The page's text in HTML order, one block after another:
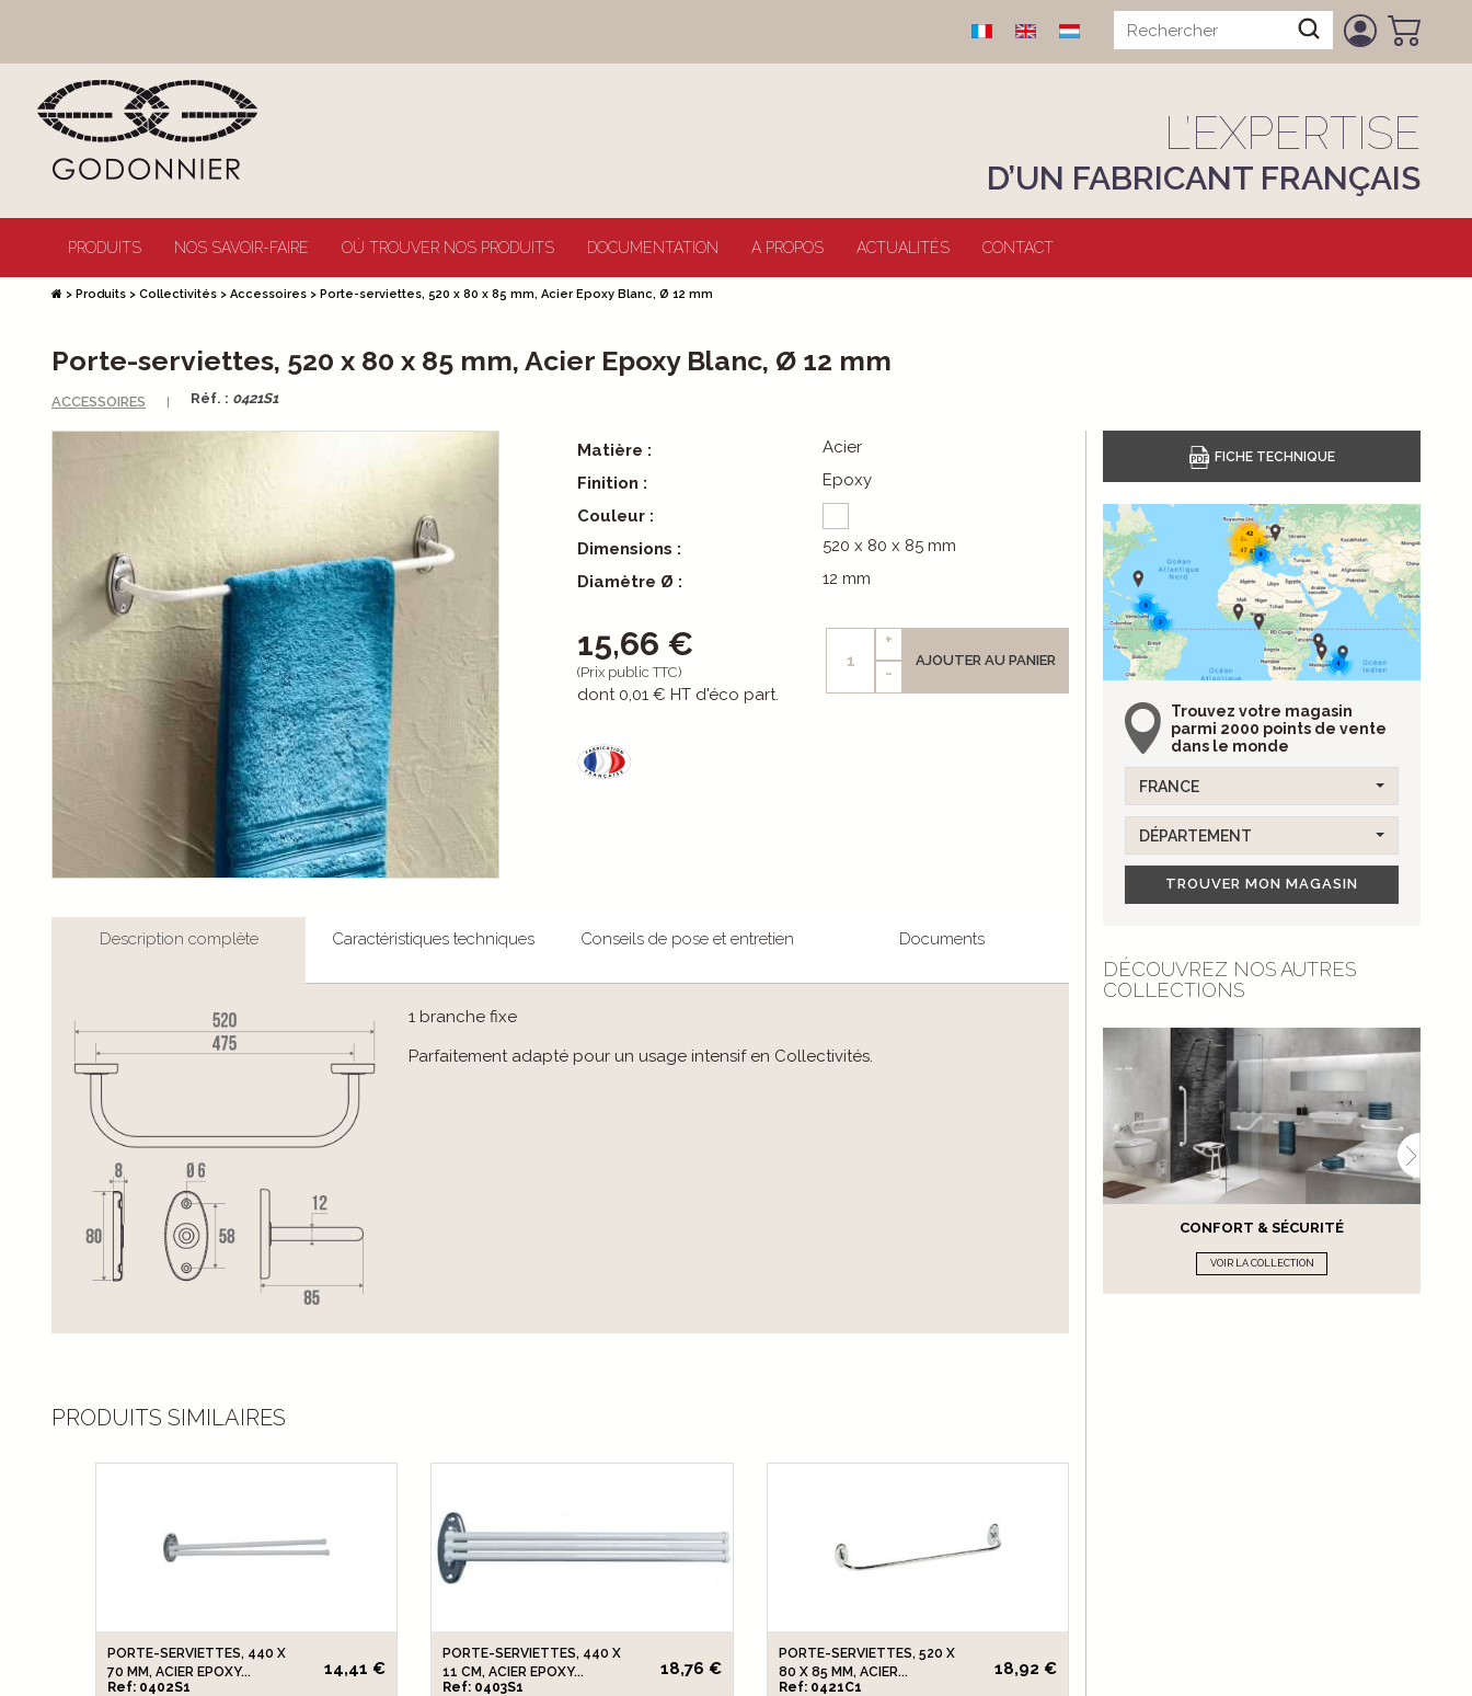
L’EXPERTISE
D’UN FABRICANT FRANÇAIS
PRODUITS NOS SAVOIR-FAIRE OÙ TROUVER NOS PRODUITS DOCUMENTATION A PROPOS ACTUALITÉS CONTACT
> Produits > Collectivités > Accessoires > Porte-serviettes, 520 x 80 x 85 mm, Acier Epoxy Blanc, Ø 12 mm
Porte-serviettes, 520 x 80 x 85 mm, Acier Epoxy Blanc, Ø 12 mm
ACCESSOIRES Réf. : 0421S1
Matière :
Acier
Finition :
Epoxy
Couleur :
Dimensions :
520 x 80 x 85 mm
Diamètre Ø :
12 mm
15,66 €
(Prix public TTC)
dont 0,01 € HT d'éco part.
+
-
AJOUTER AU PANIER
Description complète Caractéristiques techniques Conseils de pose et entretien Documents
1 branche fixe
Parfaitement adapté pour un usage intensif en Collectivités.
PRODUITS SIMILAIRES
PORTE-SERVIETTES, 440 X
70 MM, ACIER EPOXY...
Ref: 0402S1
14,41 €
PORTE-SERVIETTES, 440 X
11 CM, ACIER EPOXY...
Ref: 0403S1
18,76 €
PORTE-SERVIETTES, 520 X
80 X 85 MM, ACIER...
Ref: 0421C1
18,92 €
Trouvez votre magasin
parmi 2000 points de vente
dans le monde
FRANCE
DÉPARTEMENT
TROUVER MON MAGASIN
DÉCOUVREZ NOS AUTRES
COLLECTIONS
CONFORT & SÉCURITÉ
VOIR LA COLLECTION